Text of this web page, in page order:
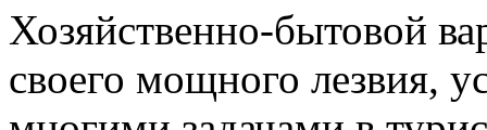
Хозяйственно-бытовой
своего мощного лезвия,